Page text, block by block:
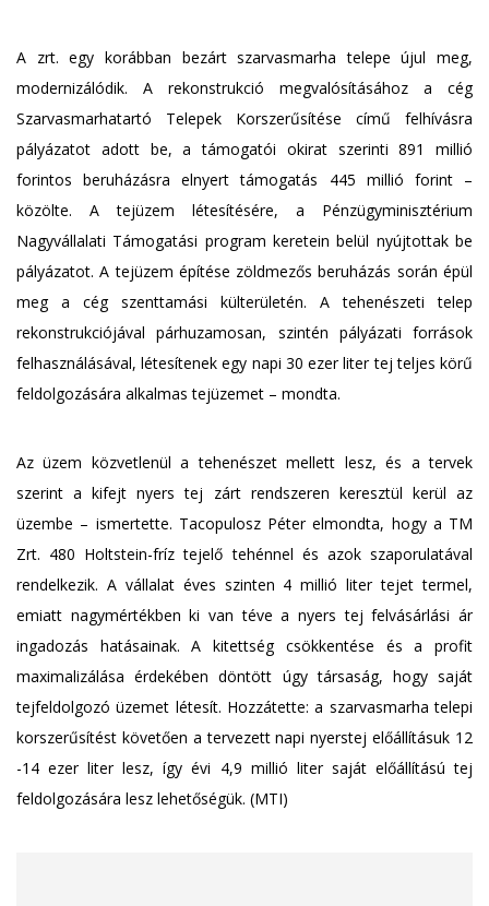
A zrt. egy korábban bezárt szarvasmarha telepe újul meg,
modernizálódik. A rekonstrukció megvalósításához a cég
Szarvasmarhatartó Telepek Korszerűsítése című felhívásra
pályázatot adott be, a támogatói okirat szerinti 891 millió
forintos beruházásra elnyert támogatás 445 millió forint –
közölte. A tejüzem létesítésére, a Pénzügyminisztérium
Nagyvállalati Támogatási program keretein belül nyújtottak be
pályázatot. A tejüzem építése zöldmezős beruházás során épül
meg a cég szenttamási külterületén. A tehenészeti telep
rekonstrukciójával párhuzamosan, szintén pályázati források
felhasználásával, létesítenek egy napi 30 ezer liter tej teljes körű
feldolgozására alkalmas tejüzemet – mondta.
Az üzem közvetlenül a tehenészet mellett lesz, és a tervek
szerint a kifejt nyers tej zárt rendszeren keresztül kerül az
üzembe – ismertette. Tacopulosz Péter elmondta, hogy a TM
Zrt. 480 Holtstein-fríz tejelő tehénnel és azok szaporulatával
rendelkezik. A vállalat éves szinten 4 millió liter tejet termel,
emiatt nagymértékben ki van téve a nyers tej felvásárlási ár
ingadozás hatásainak. A kitettség csökkentése és a profit
maximalizálása érdekében döntött úgy társaság, hogy saját
tejfeldolgozó üzemet létesít. Hozzátette: a szarvasmarha telepi
korszerűsítést követően a tervezett napi nyerstej előállításuk 12
-14 ezer liter lesz, így évi 4,9 millió liter saját előállítású tej
feldolgozására lesz lehetőségük. (MTI)